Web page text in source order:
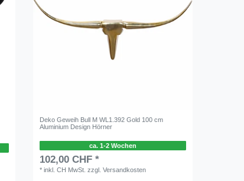
Deko Geweih Bull M WL1.392 Gold 100 cm
Aluminium Design Hörner
ca. 1-2 Wochen
102,00 CHF *
*inkl. CH MwSt. zzgl.Versandkosten